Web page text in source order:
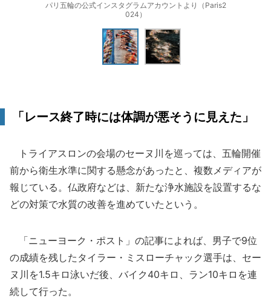
パリ五輪の公式インスタグラムアカウントより（Paris2
024）
「レース終了時には体調が悪そうに見えた」
トライアスロンの会場のセーヌ川を巡っては、五輪開催
前から衛生水準に関する懸念があったと、複数メディアが
報じている。仏政府などは、新たな浄水施設を設置するな
どの対策で水質の改善を進めていたという。
「ニューヨーク・ポスト」の記事によれば、男子で9位
の成績を残したタイラー・ミスローチャック選手は、セー
ヌ川を1.5キロ泳いだ後、バイク40キロ、ラン10キロを連
続して行った。